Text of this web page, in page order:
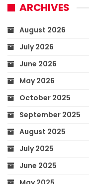
ARCHIVES
August 2026
July 2026
June 2026
May 2026
October 2025
September 2025
August 2025
July 2025
June 2025